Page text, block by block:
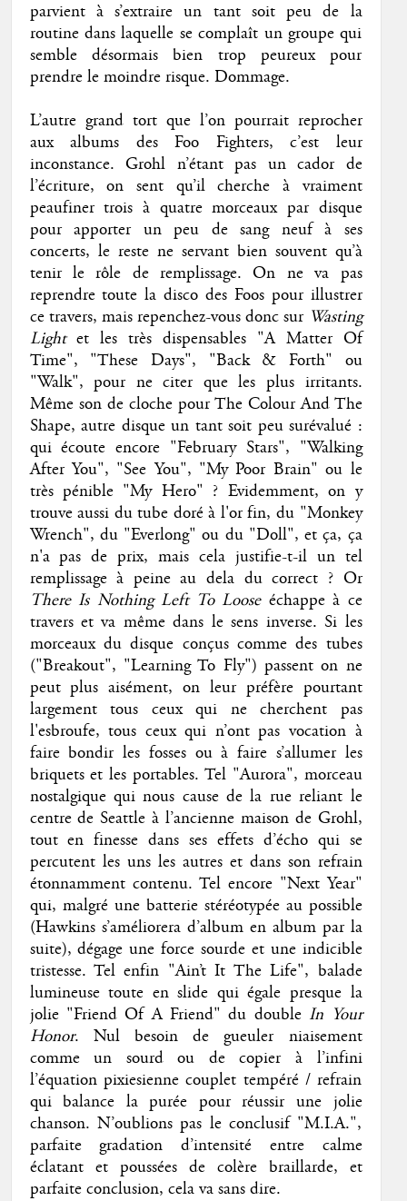
parvient à s’extraire un tant soit peu de la
routine dans laquelle se complaît un groupe qui
semble désormais bien trop peureux pour
prendre le moindre risque. Dommage.
L’autre grand tort que l’on pourrait reprocher
aux albums des Foo Fighters, c’est leur
inconstance. Grohl n’étant pas un cador de
l’écriture, on sent qu’il cherche à vraiment
peaufiner trois à quatre morceaux par disque
pour apporter un peu de sang neuf à ses
concerts, le reste ne servant bien souvent qu’à
tenir le rôle de remplissage. On ne va pas
reprendre toute la disco des Foos pour illustrer
ce travers, mais repenchez-vous donc sur Wasting
Lightet les très dispensables "A Matter Of
Time", "These Days", "Back & Forth" ou
"Walk", pour ne citer que les plus irritants.
Même son de cloche pour The Colour And The
Shape, autre disque un tant soit peu surévalué :
qui écoute encore "February Stars", "Walking
After You", "See You", "My Poor Brain" ou le
très pénible "My Hero" ? Evidemment, on y
trouve aussi du tube doré à l'or fin, du "Monkey
Wrench", du "Everlong" ou du "Doll", et ça, ça
n'a pas de prix, mais cela justifie-t-il un tel
remplissage à peine au dela du correct ? Or
There Is Nothing Left To Looseéchappe à ce
travers et va même dans le sens inverse. Si les
morceaux du disque conçus comme des tubes
("Breakout", "Learning To Fly") passent on ne
peut plus aisément, on leur préfère pourtant
largement tous ceux qui ne cherchent pas
l'esbroufe, tous ceux qui n’ont pas vocation à
faire bondir les fosses ou à faire s’allumer les
briquets et les portables. Tel "Aurora", morceau
nostalgique qui nous cause de la rue reliant le
centre de Seattle à l’ancienne maison de Grohl,
tout en finesse dans ses effets d’écho qui se
percutent les uns les autres et dans son refrain
étonnamment contenu. Tel encore "Next Year"
qui, malgré une batterie stéréotypée au possible
(Hawkins s’améliorera d’album en album par la
suite), dégage une force sourde et une indicible
tristesse. Tel enfin "Ain’t It The Life", balade
lumineuse toute en slide qui égale presque la
jolie "Friend Of A Friend" du double In Your
Honor. Nul besoin de gueuler niaisement
comme un sourd ou de copier à l’infini
l’équation pixiesienne couplet tempéré / refrain
qui balance la purée pour réussir une jolie
chanson. N’oublions pas le conclusif "M.I.A.",
parfaite gradation d’intensité entre calme
éclatant et poussées de colère braillarde, et
parfaite conclusion, cela va sans dire.